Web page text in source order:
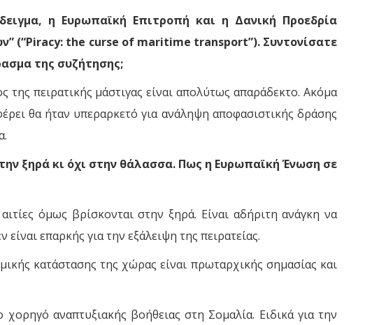
η Ευρωπαϊκή Επιτροπή και η Δανική Προεδρία
(“Piracy: the curse of maritime transport”). Συντονίσατε
της συζήτησης;
πειρατικής μάστιγας είναι απολύτως απαράδεκτο. Ακόμα
θα ήταν υπεραρκετό για ανάληψη αποφασιστικής δράσης
ξηρά κι όχι στην θάλασσα. Πως η Ευρωπαϊκή Ένωση σε
όμως βρίσκονται στην ξηρά. Είναι αδήριτη ανάγκη να
επαρκής για την εξάλειψη της πειρατείας.
κατάστασης της χώρας είναι πρωταρχικής σημασίας και
αναπτυξιακής βοήθειας στη Σομαλία. Ειδικά για την